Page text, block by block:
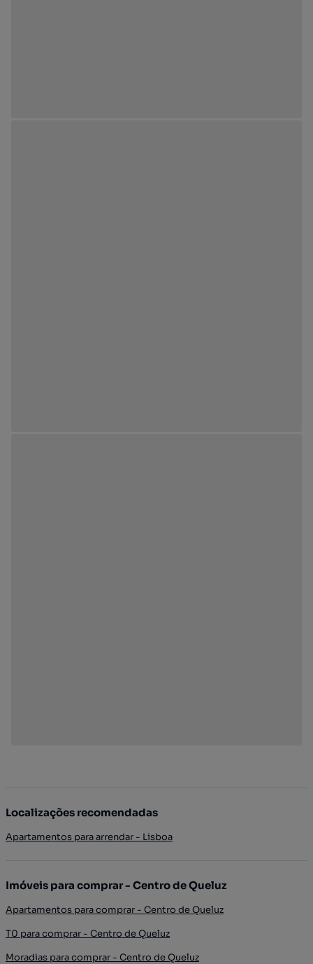
Localizações recomendadas
Apartamentos para arrendar - Lisboa
Imóveis para comprar - Centro de Queluz
Apartamentos para comprar - Centro de Queluz
T0 para comprar - Centro de Queluz
Moradias para comprar - Centro de Queluz